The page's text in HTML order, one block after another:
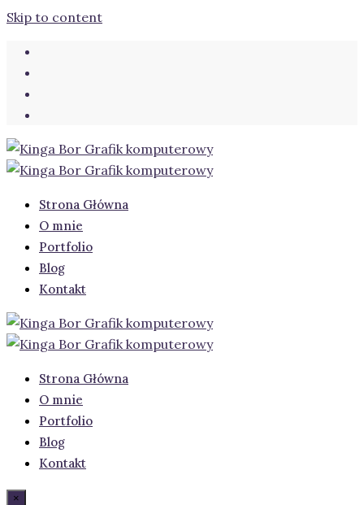
Skip to content
Strona Główna
O mnie
Portfolio
Blog
Kontakt
Strona Główna
O mnie
Portfolio
Blog
Kontakt
×